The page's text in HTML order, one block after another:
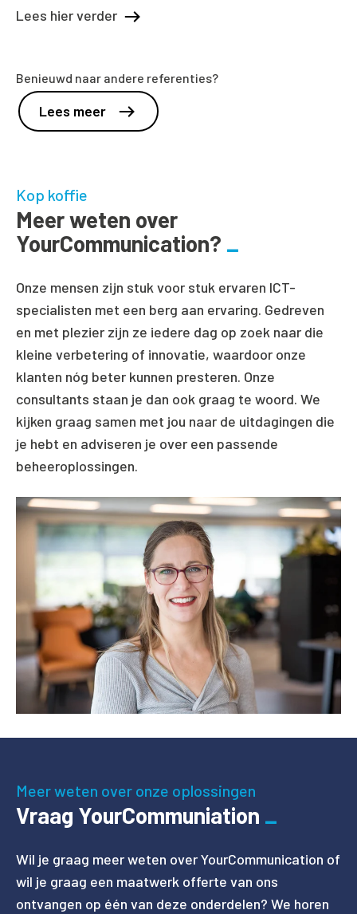
Lees hier verder
Benieuwd naar andere referenties?
Lees meer
Kop koffie
Meer weten over
YourCommunication?
Onze mensen zijn stuk voor stuk ervaren ICT-
specialisten met een berg aan ervaring. Gedreven
en met plezier zijn ze iedere dag op zoek naar die
kleine verbetering of innovatie, waardoor onze
klanten nóg beter kunnen presteren. Onze
consultants staan je dan ook graag te woord. We
kijken graag samen met jou naar de uitdagingen die
je hebt en adviseren je over een passende
beheeroplossingen.
Meer weten over onze oplossingen
Vraag YourCommuniation
Wil je graag meer weten over YourCommunication of
wil je graag een maatwerk offerte van ons
ontvangen op één van deze onderdelen? We horen